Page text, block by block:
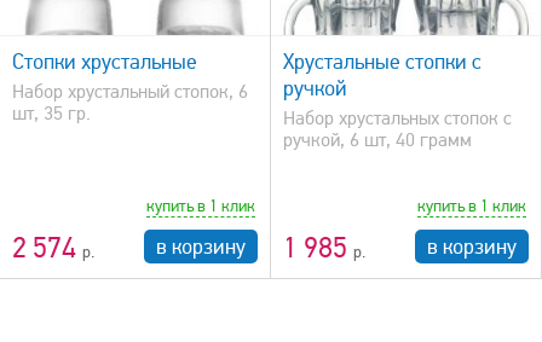
Стопки хрустальные
Набор хрустальный стопок, 6
шт, 35 гр.
2 574
купить в 1 клик
в корзину
быстрый просмотр
Хрустальные стопки с
ручкой
Набор хрустальных стопок с
ручкой, 6 шт, 40 грамм
1 985
купить в 1 клик
в корзину